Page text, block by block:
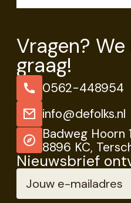
Vragen?
graag!
0562-448954
info@defolks.nl
Badweg Hoorn
8896 KC,
Nieuwsbrief